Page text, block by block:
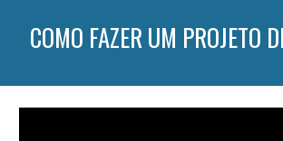
COMO FAZER UM PROJETO